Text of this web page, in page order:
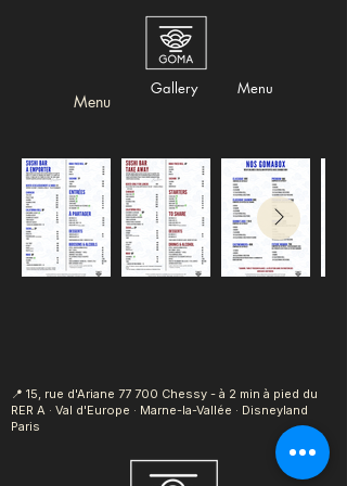
Menu
Gallery Menu
📍 15, rue d'Ariane 77 700 Chessy - à 2 min à pied du
RER A · Val d'Europe · Marne-la-Vallée · Disneyland
Paris